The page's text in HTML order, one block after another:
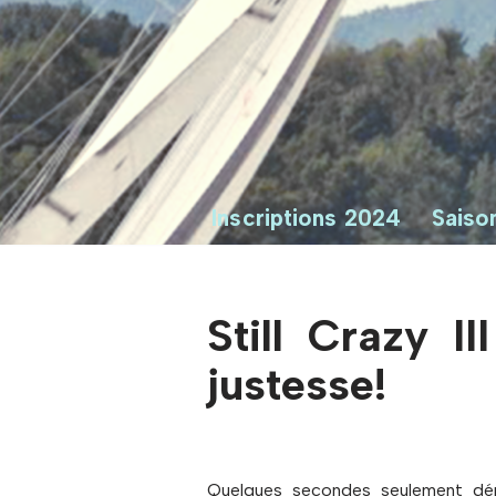
Inscriptions 2024
Still Crazy
justesse!
Quelques secondes seulement